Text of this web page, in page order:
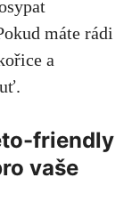
máte‍ rádi
a
friendly
vaše